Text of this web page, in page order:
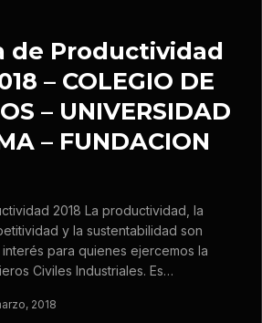
de Productividad
– COLEGIO DE
– UNIVERSIDAD
– FUNDACION
2018 La productividad, la
y la sustentabilidad son
para quienes ejercemos la
Civiles Industriales. Es…
2018